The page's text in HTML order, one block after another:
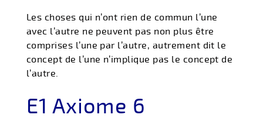
Les choses qui n’ont rien de commun l’une
avec l’autre ne peuvent pas non plus être
comprises l’une par l’autre, autrement dit le
concept de l’une n’implique pas le concept de
l’autre.
E1 Axiome 6